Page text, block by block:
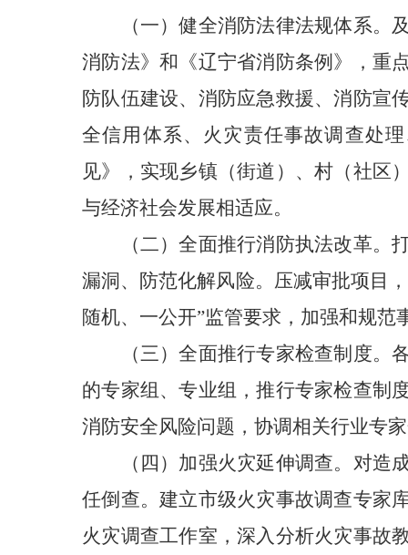
（一）健全消防法律法规体系。
消防法》和《辽宁省消防条例》，重
防队伍建设、消防应急救援、消防宣
全信用体系、火灾责任事故调查处
见》，实现乡镇（街道）、村（社区
与经济社会发展相适应。
（二）全面推行消防执法改革。
漏洞、防范化解风险。压减审批项目
随机、一公开”监管要求，加强和规
（三）全面推行专家检查制度。
的专家组、专业组，推行专家检查制
消防安全风险问题，协调相关行业专
（四）加强火灾延伸调查。 对造
任倒查。建立市级火灾事故调查专家
火灾调查工作室，深入分析火灾事故